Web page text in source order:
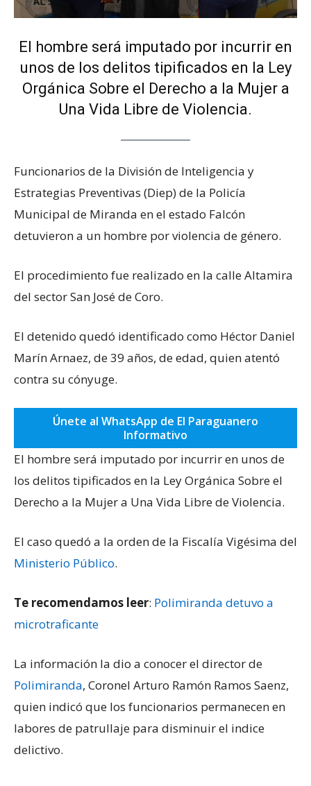
El hombre será imputado por incurrir en
unos de los delitos tipificados en la Ley
Orgánica Sobre el Derecho a la Mujer a
Una Vida Libre de Violencia.
Funcionarios de la División de Inteligencia y
Estrategias Preventivas (Diep) de la Policía
Municipal de Miranda en el estado Falcón
detuvieron a un hombre por violencia de género.
El procedimiento fue realizado en la calle Altamira
del sector San José de Coro.
El detenido quedó identificado como Héctor Daniel
Marín Arnaez, de 39 años, de edad, quien atentó
contra su cónyuge.
Únete al WhatsApp de El Paraguanero
Informativo
El hombre será imputado por incurrir en unos de
los delitos tipificados en la Ley Orgánica Sobre el
Derecho a la Mujer a Una Vida Libre de Violencia.
El caso quedó a la orden de la Fiscalía Vigésima del
Ministerio Público.
Te recomendamos leer: Polimiranda detuvo a
microtraficante
La información la dio a conocer el director de
Polimiranda, Coronel Arturo Ramón Ramos Saenz,
quien indicó que los funcionarios permanecen en
labores de patrullaje para disminuir el indice
delictivo.